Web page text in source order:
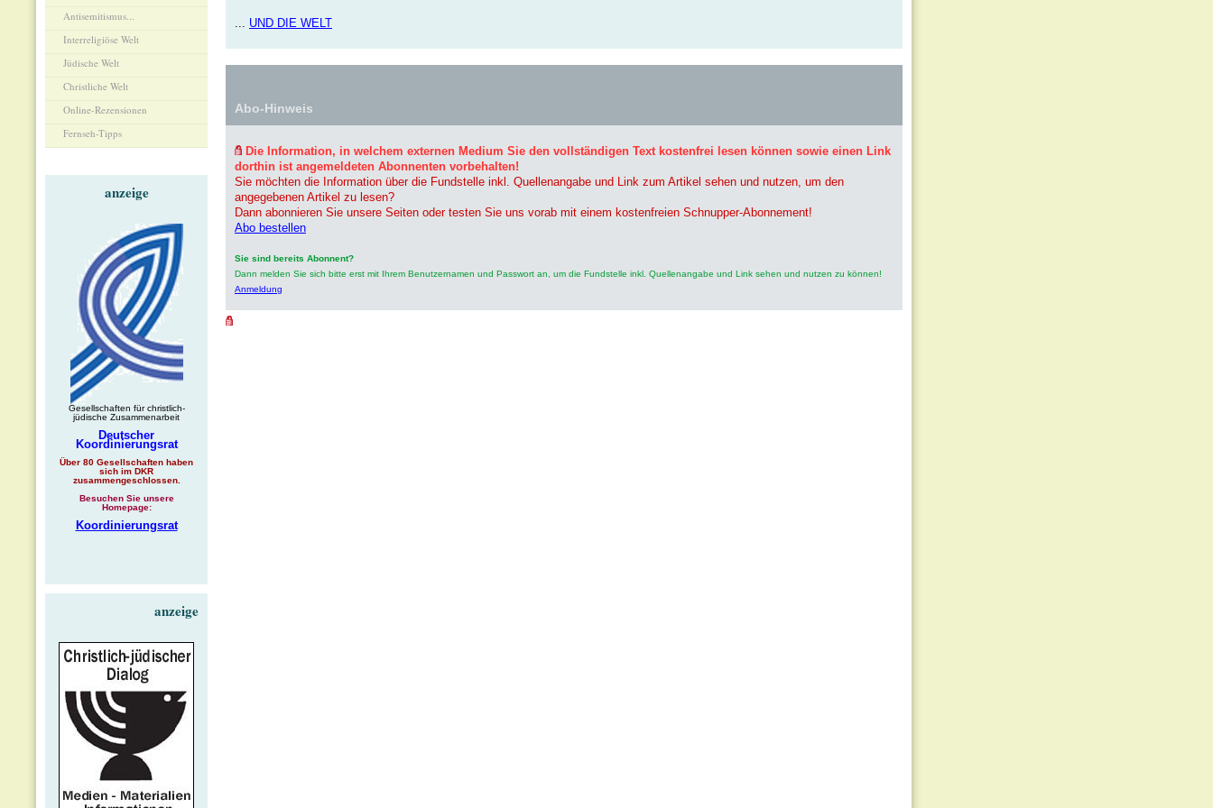
Antisemitismus...
Interreligiöse Welt
Jüdische Welt
Christliche Welt
Online-Rezensionen
Fernseh-Tipps
anzeige
Gesellschaften für christlich-
jüdische Zusammenarbeit
Deutscher
Koordinierungsrat
Über 80 Gesellschaften haben
sich im DKR
zusammengeschlossen.
Besuchen Sie unsere
Homepage:
Koordinierungsrat
anzeige
... UND DIE WELT
Abo-Hinweis
Die Information, in welchem externen Medium Sie den vollständigen Text kostenfrei lesen können sowie einen Link
dorthin ist angemeldeten Abonnenten vorbehalten!
Sie möchten die Information über die Fundstelle inkl. Quellenangabe und Link zum Artikel sehen und nutzen, um den
angegebenen Artikel zu lesen?
Dann abonnieren Sie unsere Seiten oder testen Sie uns vorab mit einem kostenfreien Schnupper-Abonnement!
Abo bestellen
Sie sind bereits Abonnent?
Dann melden Sie sich bitte erst mit Ihrem Benutzernamen und Passwort an, um die Fundstelle inkl. Quellenangabe und Link sehen und nutzen zu können!
Anmeldung